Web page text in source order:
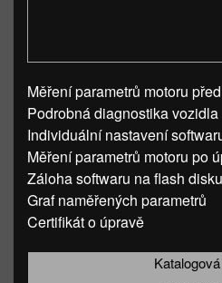
Měření parametrů motoru
Podrobná diagnostika vozidla
Individuální nastavení
Měření parametrů motoru po
Záloha softwaru na flash disku
Graf naměřených parametrů
Certifikát o úpravě